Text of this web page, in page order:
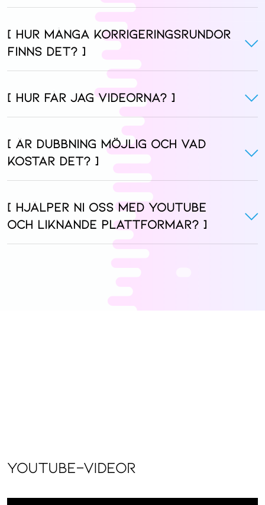
[ Hur många korrigeringsrundor
finns det? ]
[ Hur får jag videorna? ]
[ Är dubbning möjlig och vad
kostar det? ]
[ Hjälper ni oss med YouTube
och liknande plattformar? ]
YouTube-videor